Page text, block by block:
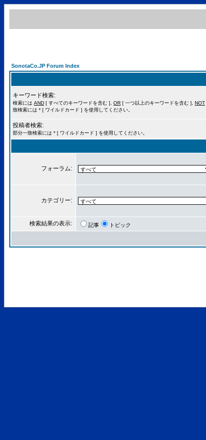
SonotaCo.JP Forum Index
キーワード検索:
検索には AND [ すべてのキーワードを含む ], OR [ 一つ以上のキーワードを含む ], NOT
致検索には * [ ワイルドカード ] を使用してください。
投稿者検索:
部分一致検索には * [ ワイルドカード ] を使用してください。
フォーラム:
カテゴリー:
検索結果の表示: 記事 トピック